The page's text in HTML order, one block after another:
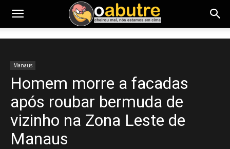
Manaus
Homem morre a facadas
após roubar bermuda de
vizinho na Zona Leste de
Manaus